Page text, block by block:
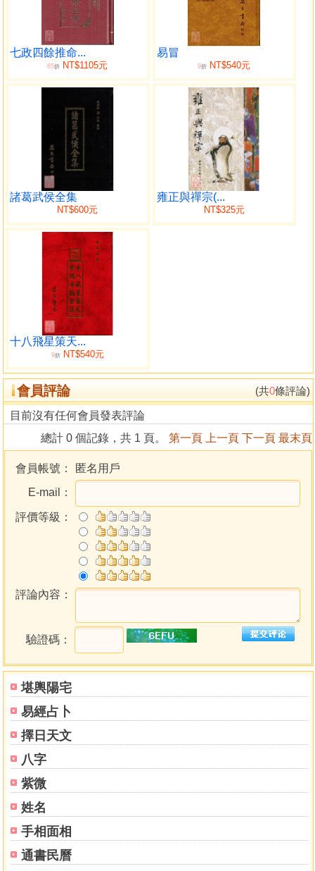
堪輿陽宅
易經占卜
擇日天文
八字
紫微
姓名
手相面相
通書民曆
七政四餘推命...
85折 NT$1105元
易冒
9折 NT$540元
諸葛武侯全集
NT$600元
雍正與禪宗(...
NT$325元
十八飛星策天...
9折NT$540元
會員評論 (共0條評論)
目前沒有任何會員發表評論
總計 0 個記錄，共 1 頁。 第一頁 上一頁 下一頁 最末頁
會員帳號：
匿名用戶
E-mail：
評價等級：
評論內容：
驗證碼：